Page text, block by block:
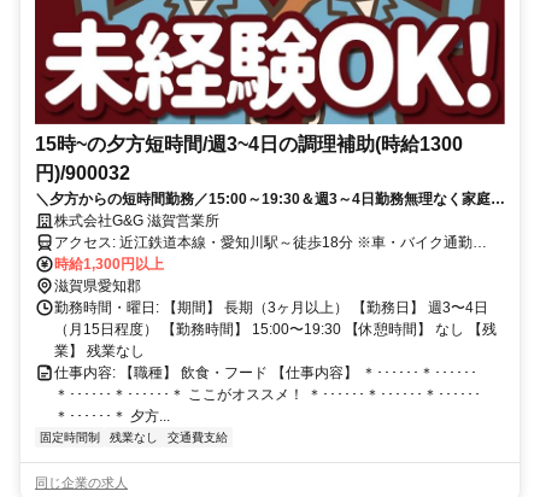
15時~の夕方短時間/週3~4日の調理補助(時給1300
円)/900032
＼夕方からの短時間勤務／15:00～19:30＆週3～4日勤務無理なく家庭や
予定と両立できます
株式会社G&G 滋賀営業所
アクセス: 近江鉄道本線・愛知川駅～徒歩18分 ※車・バイク通勤
OK！無料Pあり 車通勤OK,バイク通勤OK,公共交通機関で通える,駅か
ら近い
時給1,300円以上
滋賀県愛知郡
勤務時間・曜日: 【期間】 長期（3ヶ月以上） 【勤務日】 週3〜4日
（月15日程度） 【勤務時間】 15:00〜19:30 【休憩時間】 なし 【残
業】 残業なし
仕事内容: 【職種】 飲食・フード 【仕事内容】 ＊･･････＊･･････
＊･･････＊･･････＊ ここがオススメ！ ＊･･････＊･･････＊･･････
＊･･････＊ 夕方...
固定時間制 残業なし 交通費支給
同じ企業の求人